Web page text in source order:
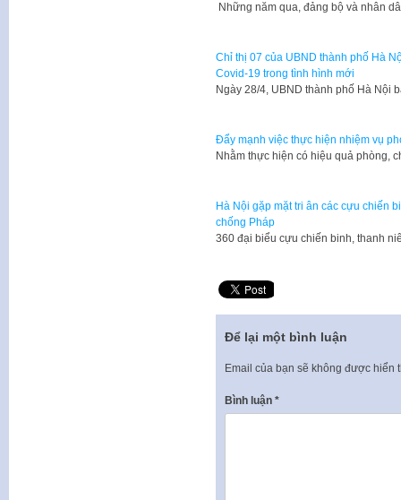
Những năm qua, đảng bộ và nhân
Chỉ thị 07 của UBND thành phố Hà
Covid-19 trong tình hình mới
Ngày 28/4, UBND thành phố Hà Nội
Đẩy mạnh việc thực hiện nhiệm vụ
​Nhằm thực hiện có hiệu quả phòng,
Hà Nội gặp mặt tri ân các cựu chiến
chống Pháp
360 đại biểu cựu chiến binh, thanh
Để lại một bình luận
Email của bạn sẽ không được hiển
Bình luận *